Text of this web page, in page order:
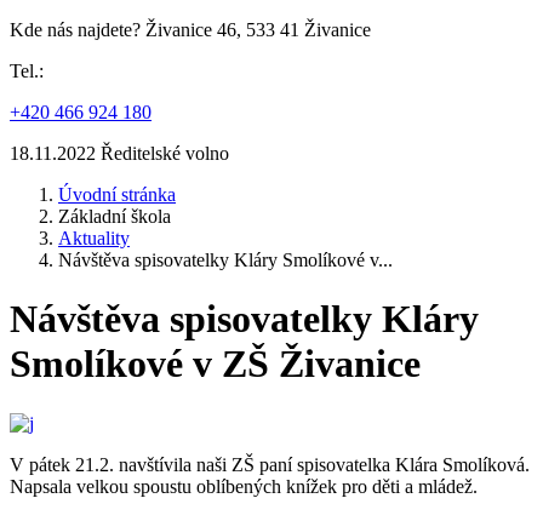
Kde nás najdete? Živanice 46, 533 41 Živanice
Tel.:
+420 466 924 180
18.11.2022 Ředitelské volno
Úvodní stránka
Základní škola
Aktuality
Návštěva spisovatelky Kláry Smolíkové v...
Návštěva spisovatelky Kláry
Smolíkové v ZŠ Živanice
V pátek 21.2. navštívila naši ZŠ paní spisovatelka Klára Smolíková.
Napsala velkou spoustu oblíbených knížek pro děti a mládež.